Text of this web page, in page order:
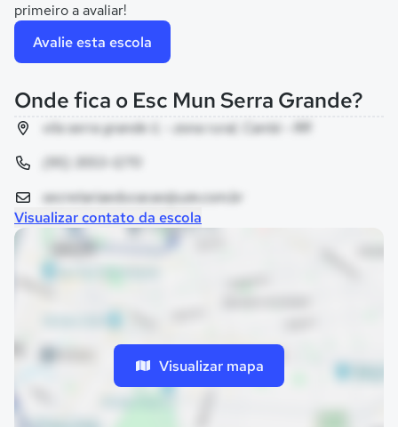
primeiro a avaliar!
Avalie esta escola
Onde fica o Esc Mun Serra Grande?
vila serra grande ii, - zona rural, Cantá - RR
(95) 3553-1270
secretariaeducacao@uze.com.br
Visualizar contato da escola
Visualizar mapa